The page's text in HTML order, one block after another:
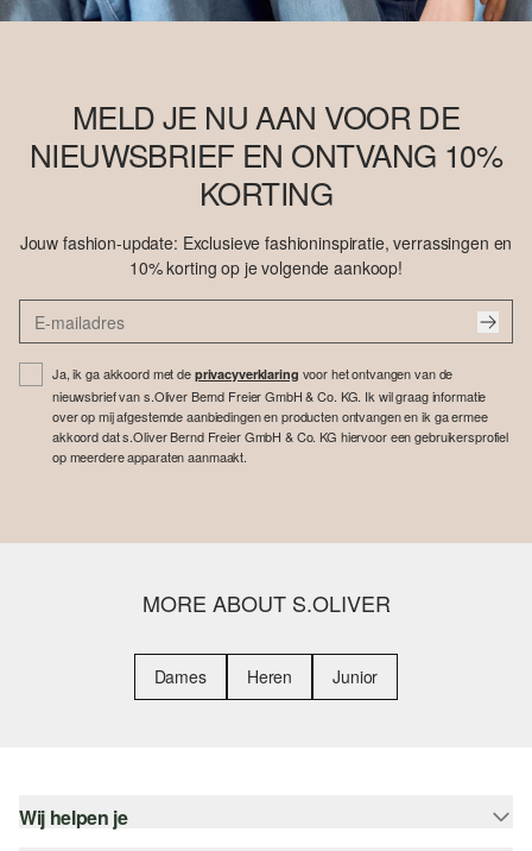
MELD JE NU AAN VOOR DE
NIEUWSBRIEF EN ONTVANG 10%
KORTING
Jouw fashion-update: Exclusieve fashioninspiratie, verrassingen en
10% korting op je volgende aankoop!
Ja, ik ga akkoord met de privacyverklaring voor het ontvangen van de
nieuwsbrief van s.Oliver Bernd Freier GmbH & Co. KG. Ik wil graag informatie
over op mij afgestemde aanbiedingen en producten ontvangen en ik ga ermee
akkoord dat s.Oliver Bernd Freier GmbH & Co. KG hiervoor een gebruikersprofiel
op meerdere apparaten aanmaakt.
MORE ABOUT S.OLIVER
Dames Heren Junior
Wij helpen je